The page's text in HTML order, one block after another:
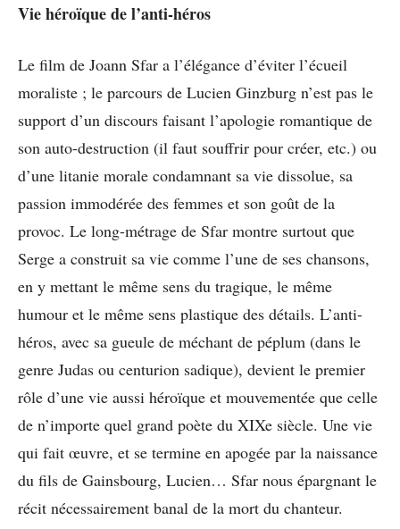
Vie héroïque de l’anti-héros
Le film de Joann Sfar a l’élégance d’éviter l’écueil
moraliste ; le parcours de Lucien Ginzburg n’est pas le
support d’un discours faisant l’apologie romantique de
son auto-destruction (il faut souffrir pour créer, etc.) ou
d’une litanie morale condamnant sa vie dissolue, sa
passion immodérée des femmes et son goût de la
provoc. Le long-métrage de Sfar montre surtout que
Serge a construit sa vie comme l’une de ses chansons,
en y mettant le même sens du tragique, le même
humour et le même sens plastique des détails. L’anti-
héros, avec sa gueule de méchant de péplum (dans le
genre Judas ou centurion sadique), devient le premier
rôle d’une vie aussi héroïque et mouvementée que celle
de n’importe quel grand poète du XIXe siècle. Une vie
qui fait œuvre, et se termine en apogée par la naissance
du fils de Gainsbourg, Lucien… Sfar nous épargnant le
récit nécessairement banal de la mort du chanteur.